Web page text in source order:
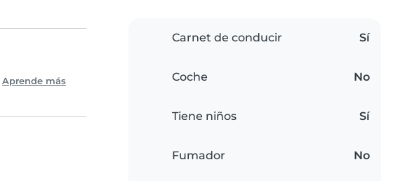
Aprende más
Carnet de conducir Sí
Coche No
Tiene niños Sí
Fumador No